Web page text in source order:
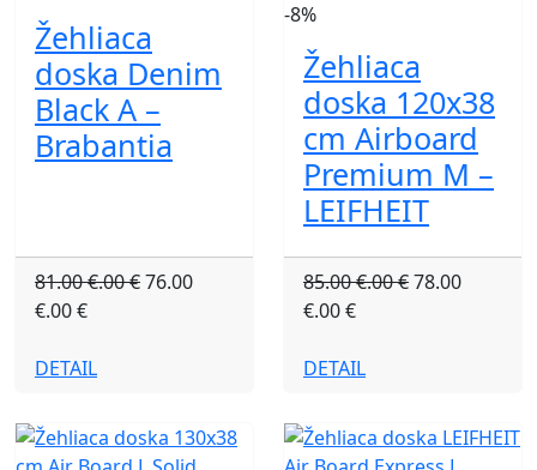
Žehliaca
doska Denim
Black A –
Brabantia
81.00 €.00 €76.00
€.00 €
DETAIL
-8%
Žehliaca
doska 120x38
cm Airboard
Premium M –
LEIFHEIT
85.00 €.00 €78.00
€.00 €
DETAIL